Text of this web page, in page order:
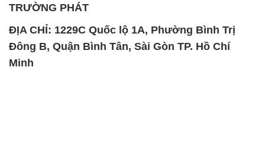
TRƯỜNG PHÁT
ĐỊA CHỈ: 1229C Quốc lộ 1A, Phường Bình Trị
Đông B, Quận Bình Tân, Sài Gòn TP. Hồ Chí
Minh